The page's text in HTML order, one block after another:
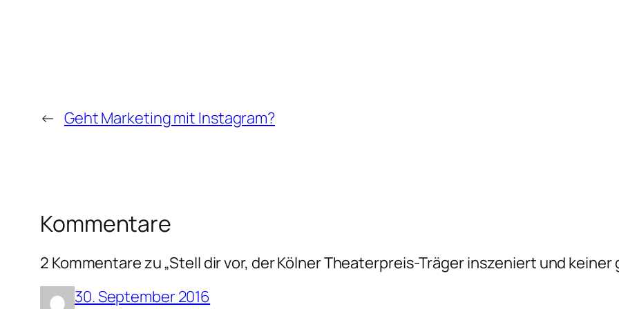
← Geht Marketing mit Instagram?
Kommentare
2 Kommentare zu „Stell dir vor, der Kölner Theaterpreis-Träger inszeniert und keiner
30. September 2016